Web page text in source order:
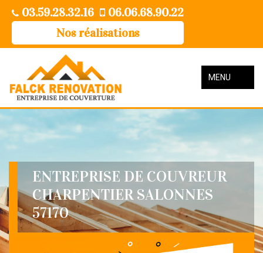
03.59.28.32.16
06.06.68.90.22
Nos réalisations
MENU
ENTREPRISE DE COUVREUR
CHARPENTIER SALONNES
57170